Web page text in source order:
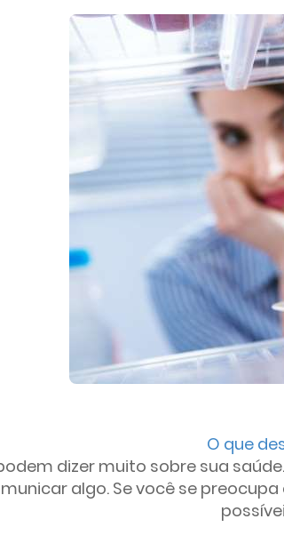
O que
dizer muito sobre sua
algo. Se você se